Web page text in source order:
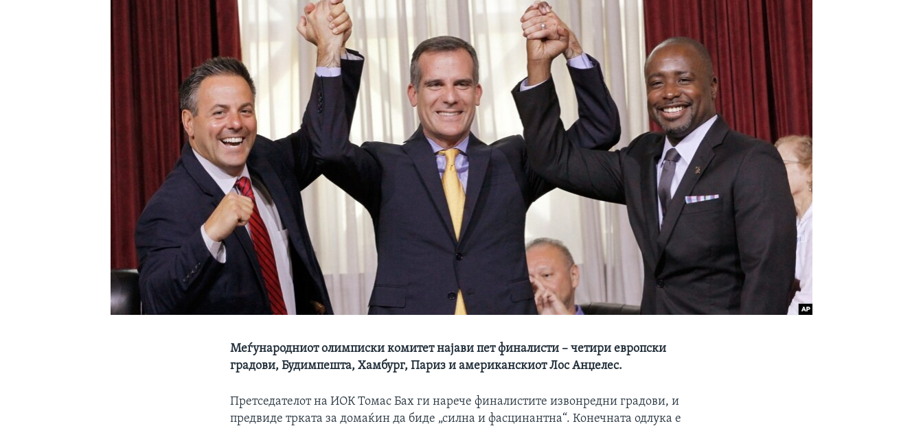
Меѓународниот олимписки комитет најави пет финалисти – четири европски
градови, Будимпешта, Хамбург, Париз и американскиот Лос Анџелес.
Претседателот на ИОК Томас Бах ги нарече финалистите извонредни градови, и
предвиде трката за домаќин да биде „силна и фасцинантна“. Конечната одлука е